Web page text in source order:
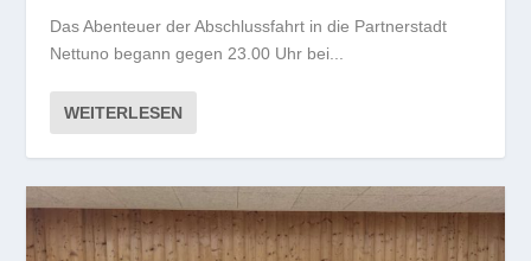
Das Abenteuer der Abschlussfahrt in die Partnerstadt
Nettuno begann gegen 23.00 Uhr bei...
WEITERLESEN